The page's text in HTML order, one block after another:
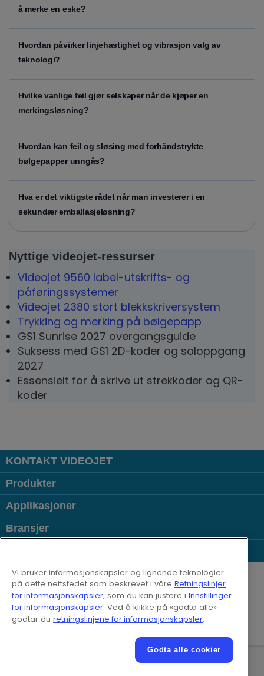
å merke en eske?
Hvordan påvirker linjehastighet og vibrasjon valg av
teknologi?
Hvilke vanlige feil gjør selskaper når de kjøper en
merkingsløsning?
Hvordan kan feil og sløsing med forhåndstrykte
bølgepapper unngås?
Hva er det viktigste rådet når man investerer i en
sekundær emballasjeløsning?
Nyttige videojet-ressurser
Videojet 9560 label-utskrifts- og
påføringssystemer
Videojet 2380 stort blekkskriversystem
Trykking og merking på bølgepapp
GS1 Sunrise 2027 overgangsguide
Suksess med GS1 2D-koder og soloppgang
2027
Essensielt for å skrive ut strekkoder og QR-
koder
KONTAKT VIDEOJET
Produkter
Applikasjoner
Bransjer
Follow us on:
© 2026 Videojet Technologies Inc.
Retningslinjer for personvern
Informasjonskapselinnstillinger
Ansvarsfraskrivelse
Videojet Elektroniske bruksvilkår
Vi bruker informasjonskapsler og lignende teknologier
på dette nettstedet som beskrevet i våre Retningslinjer
for informasjonskapsler, som du kan justere i Innstillinger
for informasjonskapsler. Ved å klikke på «godta alle»
godtar du retningslinjene for informasjonskapsler.
Godta alle cookier